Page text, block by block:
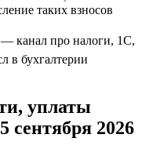
таких взносов
канал про налоги, 1С,
в бухгалтерии
уплаты
сентября 2026